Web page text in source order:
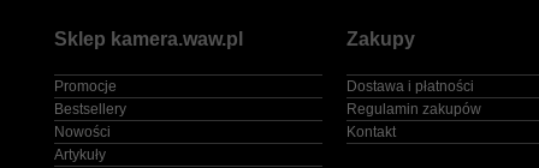
Sklep kamera.waw.pl
Promocje
Bestsellery
Nowości
Artykuły
Zakupy
Dostawa i płatności
Regulamin zakupów
Kontakt